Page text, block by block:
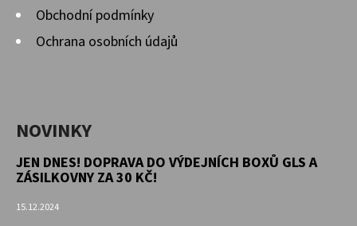
Obchodní podmínky
Ochrana osobních údajů
NOVINKY
JEN DNES! DOPRAVA DO VÝDEJNÍCH BOXŮ GLS A
ZÁSILKOVNY ZA 30 KČ!
15.12.2024